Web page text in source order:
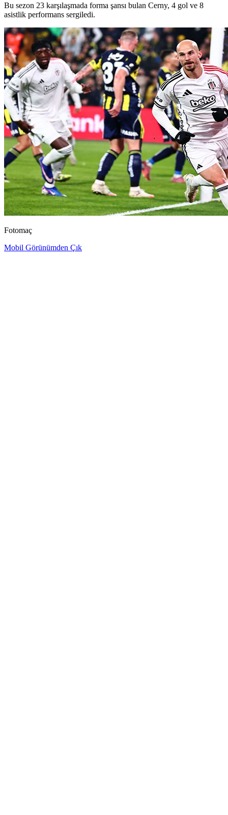
Bu sezon 23 karşılaşmada forma şansı bulan Cerny, 4 gol ve 8
asistlik performans sergiledi.
Fotomaç
Mobil Görünümden Çık